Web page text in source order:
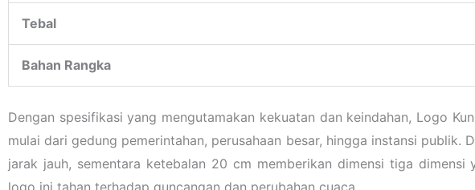
Tebal
Bahan Rangka
Dengan spesifikasi yang mengutamakan kekuatan dan keindahan, Logo
mulai dari gedung pemerintahan, perusahaan besar, hingga instansi
jarak jauh, sementara ketebalan 20 cm memberikan dimensi tiga
logo ini tahan terhadap guncangan dan perubahan cuaca.